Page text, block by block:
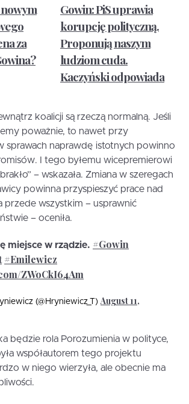
za
Gowin: PiS uprawia
korupcję polityczną.
Proponują naszym
ludziom cuda.
Kaczyński odpowiada
koalicji są rzeczą normalną. Jeśli
poważnie, to nawet przy
sprawach naprawdę istotnych powinno
I tego byłemu wicepremierowi
– wskazała. Zmiana w szeregach
powinna przyspieszyć prace nad
przede wszystkim – usprawnić
– oceniła.
miejsce w rządzie. #Gowin
#Emilewicz
ZWoCkI64Am
(@Hryniewicz_T) August 11,
będzie rola Porozumienia w polityce,
współautorem tego projektu
w niego wierzyła, ale obecnie ma